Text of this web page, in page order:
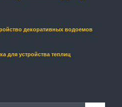
декоративных водоемов
для устройства теплиц